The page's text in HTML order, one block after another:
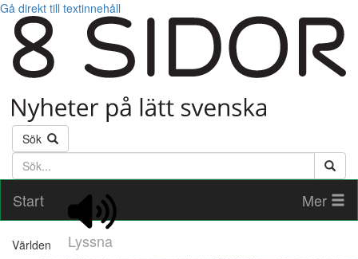
Gå direkt till textinnehåll
Sök
Söktext
Start
Lyssna
Mer
Världen